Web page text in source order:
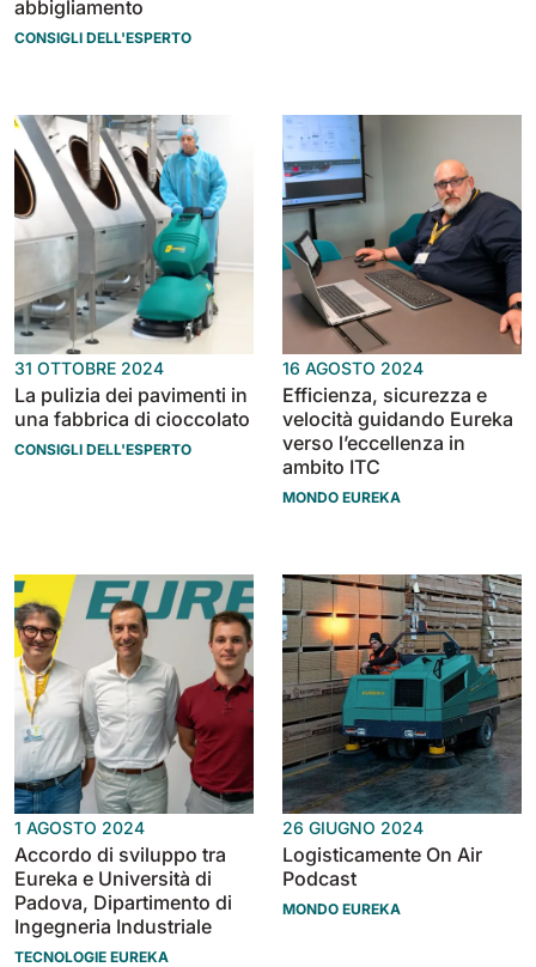
abbigliamento
CONSIGLI DELL'ESPERTO
31 OTTOBRE 2024
La pulizia dei pavimenti in
una fabbrica di cioccolato
CONSIGLI DELL'ESPERTO
16 AGOSTO 2024
Efficienza, sicurezza e
velocità guidando Eureka
verso l’eccellenza in
ambito ITC
MONDO EUREKA
1 AGOSTO 2024
Accordo di sviluppo tra
Eureka e Università di
Padova, Dipartimento di
Ingegneria Industriale
TECNOLOGIE EUREKA
26 GIUGNO 2024
Logisticamente On Air
Podcast
MONDO EUREKA